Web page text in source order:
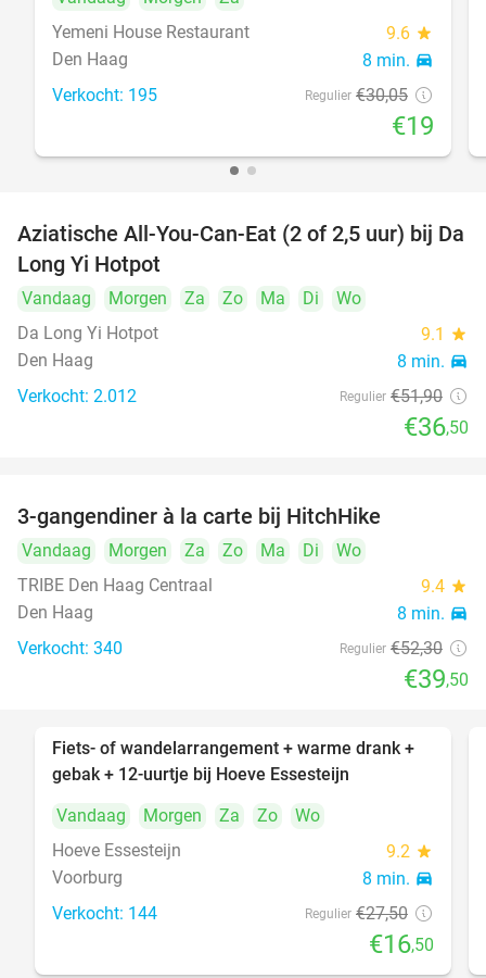
Yemeni House Restaurant
9.6 star
Den Haag 8 min. directions_car
Verkocht: 195 Regulier €30,05
€19
30%
Aziatische All-You-Can-Eat (2 of 2,5 uur) bij Da
Long Yi Hotpot
Vandaag Morgen Za Zo Ma Di
Wo
Da Long Yi Hotpot
9.1 star
Den Haag 8 min. directions_car
Verkocht: 2.012 Regulier €51,90
€36,50
3-gangendiner à la carte bij HitchHike
Vandaag Morgen Za Zo Ma Di
Wo
TRIBE Den Haag Centraal
9.4 star
Den Haag 8 min. directions_car
Verkocht: 340 Regulier €52,30
€39,50
40%
Fiets- of wandelarrangement + warme drank +
gebak + 12-uurtje bij Hoeve Essesteijn
Vandaag
Morgen Za Zo
Wo
Hoeve Essesteijn
9.2 star
Voorburg 8 min. directions_car
Verkocht: 144 Regulier €27,50
€16,50